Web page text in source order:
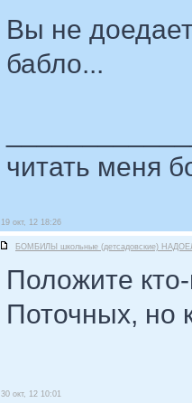
Вы не
бабло...
читать меня
19 окт, 12 18:26
БОМБИЛЫ школьные (детсадовские)
Положите
Поточных, но
30 окт, 12 10:01